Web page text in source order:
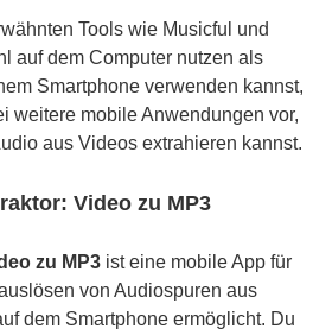
Tools wie Musicful und
auf dem Computer nutzen als
Smartphone verwenden kannst,
weitere mobile Anwendungen vor,
aus Videos extrahieren kannst.
Video zu MP3
zu MP3 ist eine mobile App für
von Audiospuren aus
dem Smartphone ermöglicht. Du